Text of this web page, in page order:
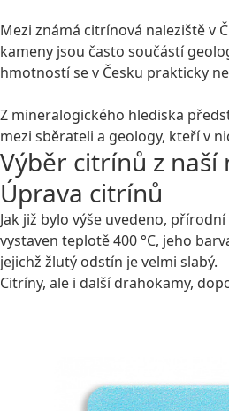
Mezi známá citrínová naleziště v
kameny jsou často součástí
hmotností se v Česku prakticky
Z mineralogického hlediska
mezi sběrateli a geology, kteří v
Výběr citrínů z naší
Úprava citrínů
Jak již bylo výše uvedeno,
vystaven teplotě 400 °C, jeho
jejichž žlutý odstín je velmi slabý.
Citríny, ale i další drahokamy,